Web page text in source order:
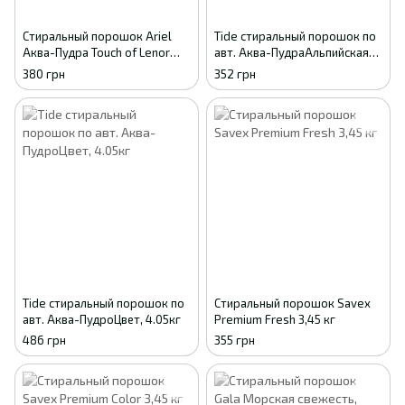
Стиральный порошок Ariel
Аква-Пудра Touch of Lenor
Прикосновение свежести,
автомат, 18 стирок, 2.7 кг
380 грн
Tide стиральный порошок по
авт. Аква-ПудраАльпийская
Свежесть, 2.1кг
352 грн
Tide стиральный порошок по
авт. Аква-ПудроЦвет, 4.05кг
486 грн
Стиральный порошок Savex
Premium Fresh 3,45 кг
355 грн